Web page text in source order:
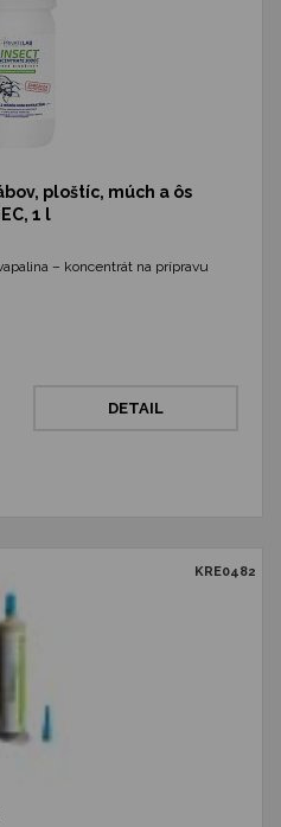
ploštíc, múch a ôs
1 l
– koncentrát na prípravu
DETAIL
KRE0482